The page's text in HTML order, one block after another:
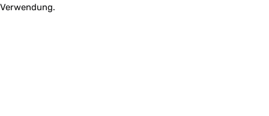
Verwendung.